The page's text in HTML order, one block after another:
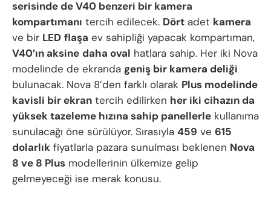
serisinde de V40 benzeri bir kamera
kompartımanı tercih edilecek. Dört adet kamera
ve bir LED flaşa ev sahipliği yapacak kompartıman,
V40’ın aksine daha oval hatlara sahip. Her iki Nova
modelinde de ekranda geniş bir kamera deliği
bulunacak. Nova 8’den farklı olarak Plus modelinde
kavisli bir ekran tercih edilirken her iki cihazın da
yüksek tazeleme hızına sahip panellerle kullanıma
sunulacağı öne sürülüyor. Sırasıyla 459 ve 615
dolarlık fiyatlarla pazara sunulması beklenen Nova
8 ve 8 Plus modellerinin ülkemize gelip
gelmeyeceği ise merak konusu.